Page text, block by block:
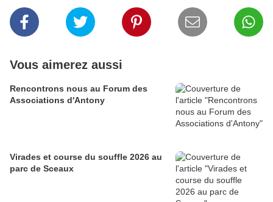
Vous aimerez aussi
Rencontrons nous au Forum des
Associations d'Antony
Virades et course du souffle 2026 au
parc de Sceaux